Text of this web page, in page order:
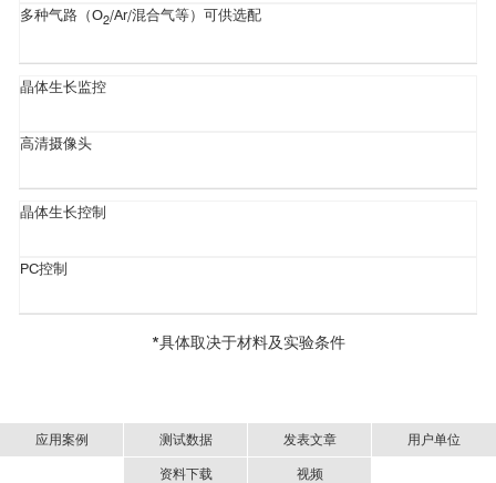
多种气路（O2/Ar/混合气等）可供选配
晶体生长监控
高清摄像头
晶体生长控制
PC控制
*具体取决于材料及实验条件
应用案例 测试数据 发表文章 用户单位
资料下载 视频